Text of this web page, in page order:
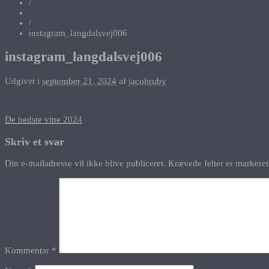
/
/
instagram_langdalsvej006
instagram_langdalsvej006
Udgivet i september 21, 2024 af jacobruby
Indlægsnavigation
De bedste vine 2024
Skriv et svar
Din e-mailadresse vil ikke blive publiceret. Krævede felter er
Kommentar *